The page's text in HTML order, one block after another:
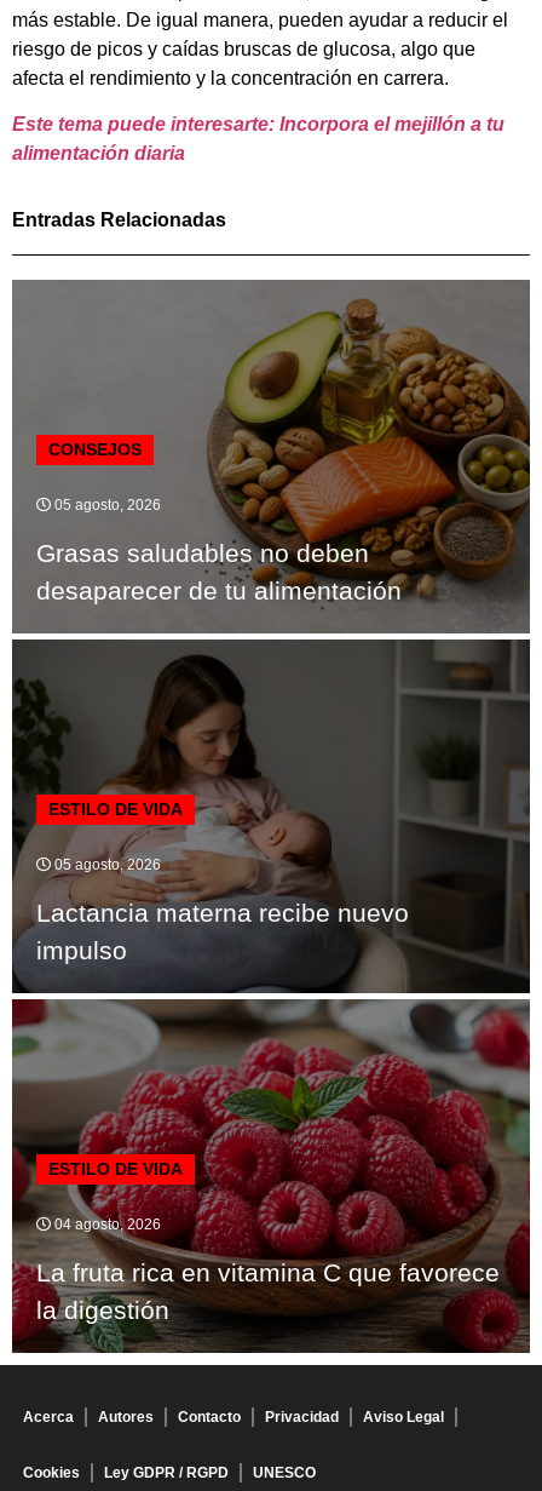
más estable. De igual manera, pueden ayudar a reducir el
riesgo de picos y caídas bruscas de glucosa, algo que
afecta el rendimiento y la concentración en carrera.
Este tema puede interesarte: Incorpora el mejillón a tu
alimentación diaria
Entradas Relacionadas
CONSEJOS
05 agosto, 2026
Grasas saludables no deben
desaparecer de tu alimentación
ESTILO DE VIDA
05 agosto, 2026
Lactancia materna recibe nuevo
impulso
ESTILO DE VIDA
04 agosto, 2026
La fruta rica en vitamina C que favorece
la digestión
Acerca Autores Contacto Privacidad Aviso Legal
Cookies Ley GDPR / RGPD UNESCO